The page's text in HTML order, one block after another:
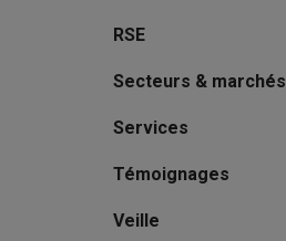
RSE
Secteurs & marchés
Services
Témoignages
Veille